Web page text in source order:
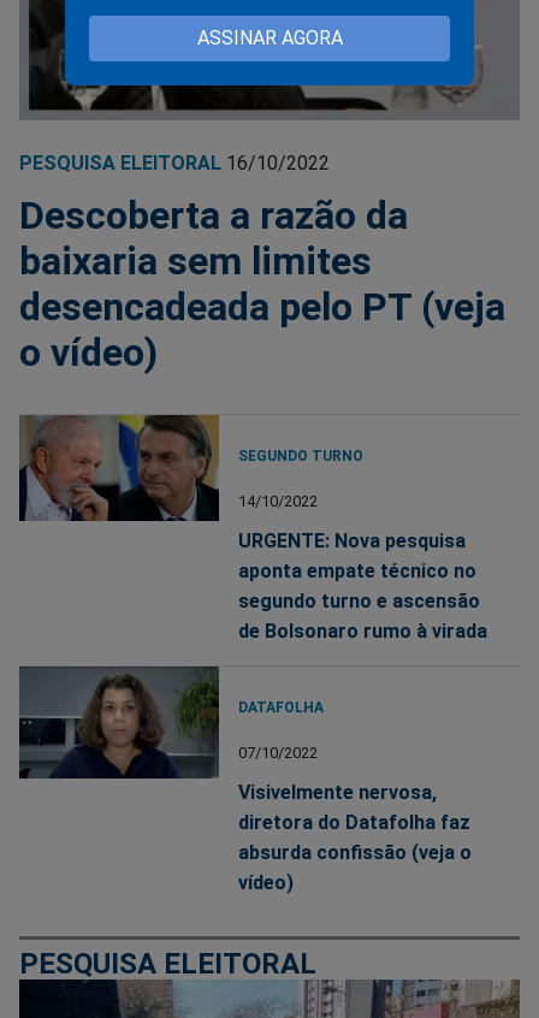
ASSINAR AGORA
PESQUISA ELEITORAL 16/10/2022
Descoberta a razão da
baixaria sem limites
desencadeada pelo PT (veja
o vídeo)
SEGUNDO TURNO
14/10/2022
URGENTE: Nova pesquisa
aponta empate técnico no
segundo turno e ascensão
de Bolsonaro rumo à virada
DATAFOLHA
07/10/2022
Visivelmente nervosa,
diretora do Datafolha faz
absurda confissão (veja o
vídeo)
PESQUISA ELEITORAL